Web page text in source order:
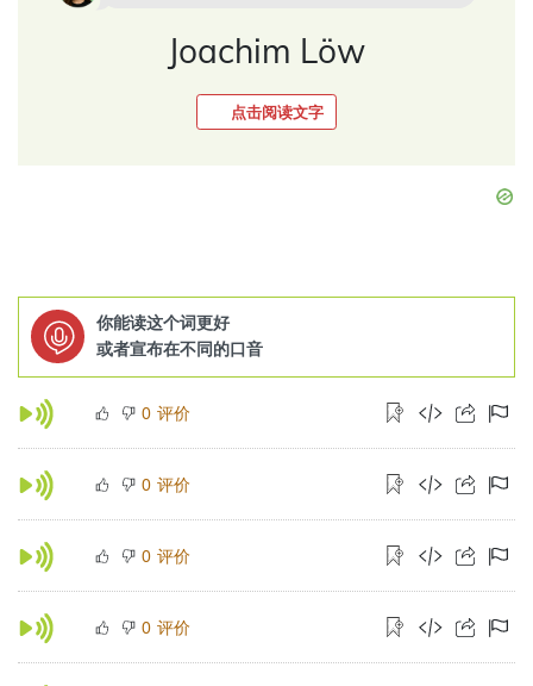
Joachim Löw
点击阅读文字
你能读这个词更好
或者宣布在不同的口音
0 评价
0 评价
0 评价
0 评价